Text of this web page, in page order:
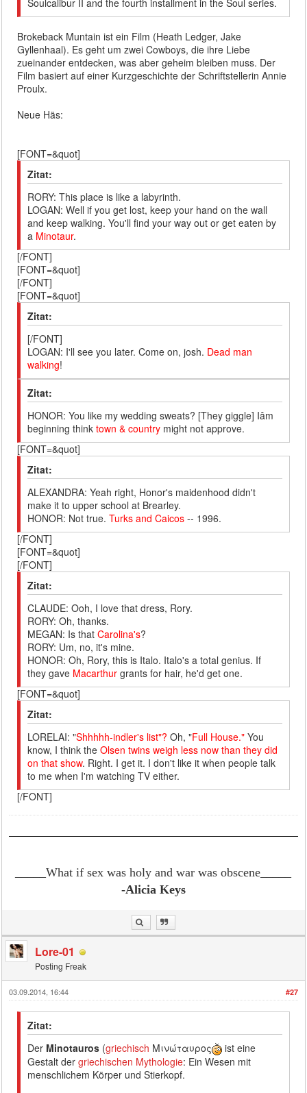
Brokeback Muntain ist ein Film (Heath Ledger, Jake
Gyllenhaal). Es geht um zwei Cowboys, die ihre Liebe
zueinander entdecken, was aber geheim bleiben muss. Der
Film basiert auf einer Kurzgeschichte der Schriftstellerin Annie
Proulx.
Neue Häs:
[FONT=&quot]
Zitat:
RORY: This place is like a labyrinth.
LOGAN: Well if you get lost, keep your hand on the wall
and keep walking. You'll find your way out or get eaten by
a Minotaur.
[/FONT]
[FONT=&quot]
[/FONT]
[FONT=&quot]
Zitat:
[/FONT]
LOGAN: I'll see you later. Come on, josh. Dead man
walking!
Zitat:
HONOR: You like my wedding sweats? [They giggle] Iâm
beginning thinktown & country might not approve.
[FONT=&quot]
Zitat:
ALEXANDRA: Yeah right, Honor's maidenhood didn't
make it to upper school at Brearley.
HONOR: Not true.Turks and Caicos -- 1996.
[/FONT]
[FONT=&quot]
[/FONT]
Zitat:
CLAUDE: Ooh, I love that dress, Rory.
RORY: Oh, thanks.
MEGAN: Is thatCarolina's?
RORY: Um, no, it's mine.
HONOR: Oh, Rory, this is Italo. Italo's a total genius. If
they gave Macarthur grants for hair, he'd get one.
[FONT=&quot]
Zitat:
LORELAI: "Shhhhh-indler's list"? Oh, "Full House." You
know, I think the Olsen twins weigh less now than they did
on that show. Right. I get it. I don't like it when people talk
to me when I'm watching TV either.
[/FONT]
_____What if sex was holy and war was obscene
-Alicia Keys
Lore-01
Posting Freak
#27
03.09.2014, 16:44
Zitat:
Der Minotauros (griechisch Μινώταυρος
ist eine
Gestalt dergriechischen Mythologie: Ein Wesen mit
menschlichem Körper und Stierkopf.